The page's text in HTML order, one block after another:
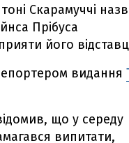
Скарамуччі
Прібуса
його
видання
що у середу
випитати,